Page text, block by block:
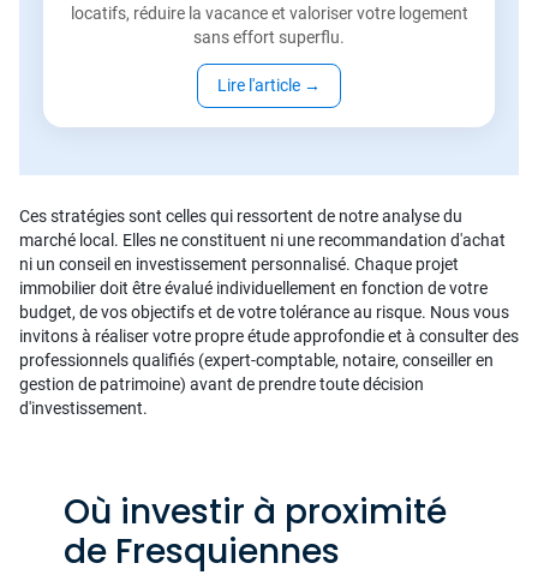
locatifs, réduire la vacance et valoriser votre logement
sans effort superflu.
Lire l'article →
Ces stratégies sont celles qui ressortent de notre analyse du
marché local. Elles ne constituent ni une recommandation d'achat
ni un conseil en investissement personnalisé. Chaque projet
immobilier doit être évalué individuellement en fonction de votre
budget, de vos objectifs et de votre tolérance au risque. Nous vous
invitons à réaliser votre propre étude approfondie et à consulter des
professionnels qualifiés (expert-comptable, notaire, conseiller en
gestion de patrimoine) avant de prendre toute décision
d'investissement.
Où investir à proximité
de Fresquiennes